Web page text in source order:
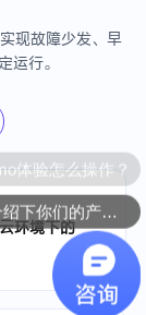
现故障少发、早
运行。
环境下的
可以介绍下你们的产品么？
体验怎么操作？